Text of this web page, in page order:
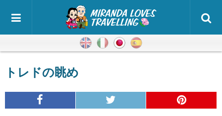
英語 イタリア語
日本語
トレドの眺め